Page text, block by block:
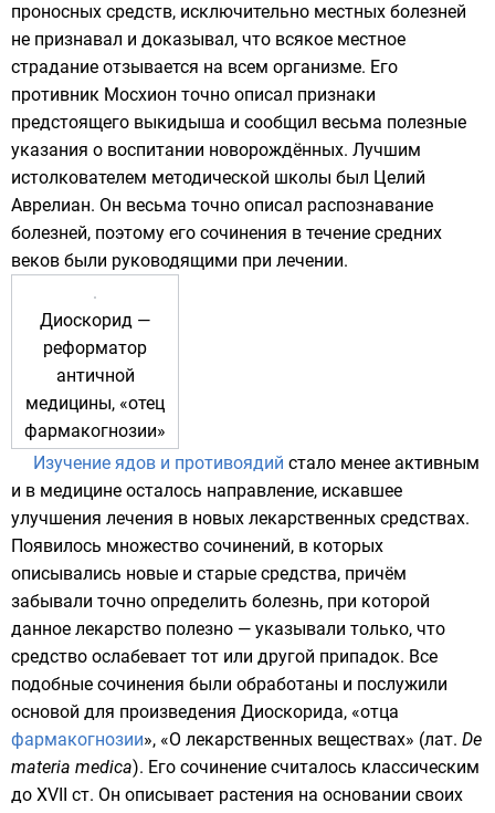
проносных средств, исключительно местных болезней
не признавал и доказывал, что всякое местное
страдание отзывается на всем организме. Его
противник Мосхион точно описал признаки
предстоящего выкидыша и сообщил весьма полезные
указания о воспитании новорождённых. Лучшим
истолкователем методической школы был Целий
Аврелиан. Он весьма точно описал распознавание
болезней, поэтому его сочинения в течение средних
веков были руководящими при лечении.
Диоскорид —
реформатор
античной
медицины, «отец
фармакогнозии»
Изучение ядов и противоядий стало менее активным
и в медицине осталось направление, искавшее
улучшения лечения в новых лекарственных средствах.
Появилось множество сочинений, в которых
описывались новые и старые средства, причём
забывали точно определить болезнь, при которой
данное лекарство полезно — указывали только, что
средство ослабевает тот или другой припадок. Все
подобные сочинения были обработаны и послужили
основой для произведения Диоскорида, «отца
фармакогнозии», «О лекарственных веществах» (лат. De
materia medica). Его сочинение считалось классическим
до XVII ст. Он описывает растения на основании своих